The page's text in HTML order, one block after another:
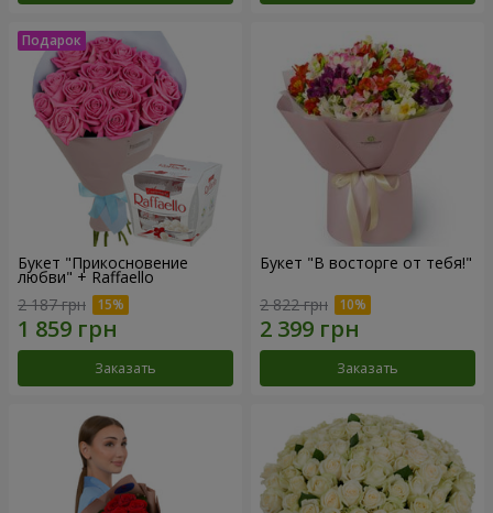
Букет "Прикосновение
любви" + Raffaello
2 187 грн
Заказать
Букет "В восторге от тебя!"
2 822 грн
Заказать